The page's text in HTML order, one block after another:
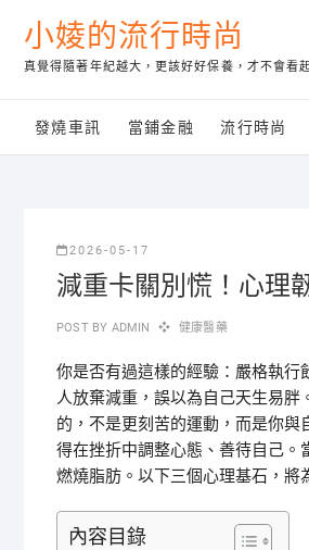
content
小婈的流行時尚
真覺得隨著年紀越大，更該好好保養，才不會看
發燒車訊 當鋪金融 流行時尚
2026-05-17
減重卡關別慌！心理
POST BY ADMIN 健康醫藥
你是否有過這樣的經驗：嚴格執
人放棄減重，誤以為自己天生易
的，不是更刻苦的運動，而是你
得在挫折中調整心態、善待自己
燃燒脂肪。以下三個心理基石，將
內容目錄